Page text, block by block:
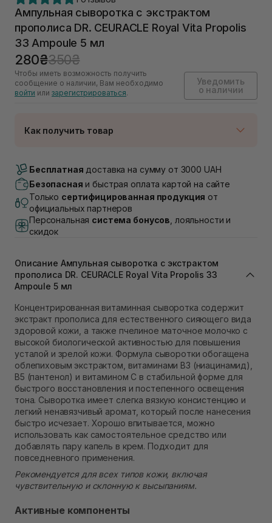
Ампульная сыворотка с экстрактом
прополиса DR. CEURACLE Royal Vita Propolis
33 Ampoule 5 мл
280₴350₴
Чтобы иметь возможность получить
сообщение о наличии, Вам необходимо
войти или зарегистрироваться.
Уведомить
о наличии
Как получить товар
Нет в наличии!
Самовывоз г. Луцк, Винниченка 4
Самовывоз г. Львов, ул. Академика Подстригача,
1В (Duck's Lake)
Нет в наличии!
Самовывоз Львов (Ивана Франко 36)
Самовывоз г. Львов ул. Степана Бандеры 43
Нет в наличии!
Самовывоз Ровно
Самовывоз г. Ровно, ул. Кулика и Гудачека 23 (ТЦ
Экватор)
Нет в наличии!
Бесплатная доставка на сумму от 3000 UAH
Безопасная и быстрая оплата картой на сайте
Только сертифицированная продукция от
официальных партнеров
Персональная система бонусов , лояльности и
скидок
Описание Ампульная сыворотка с экстрактом
прополиса DR. CEURACLE Royal Vita Propolis 33
Ampoule 5 мл
Концентрированная витаминная сыворотка содержит
экстракт прополиса для естественного сияющего вида
здоровой кожи, а также пчелиное маточное молочко с
высокой биологической активностью для повышения
усталой и зрелой кожи. Формула сыворотки обогащена
облепиховым экстрактом, витаминами B3 (ниацинамид),
B5 (пантенол) и витамином С в стабильной форме для
быстрого восстановления и постепенного освещения
тона. Сыворотка имеет слегка вязкую консистенцию и
легкий ненавязчивый аромат, который после нанесения
быстро исчезает. Хорошо впитывается, можно
использовать как самостоятельное средство или
добавлять пару капель в крем. Подходит для
повседневного применения.
Рекомендуется для всех типов кожи, включая
чувствительную и склонную к высыпаниям.
Активные компоненты